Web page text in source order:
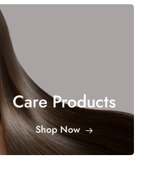
Care Products
Shop Now